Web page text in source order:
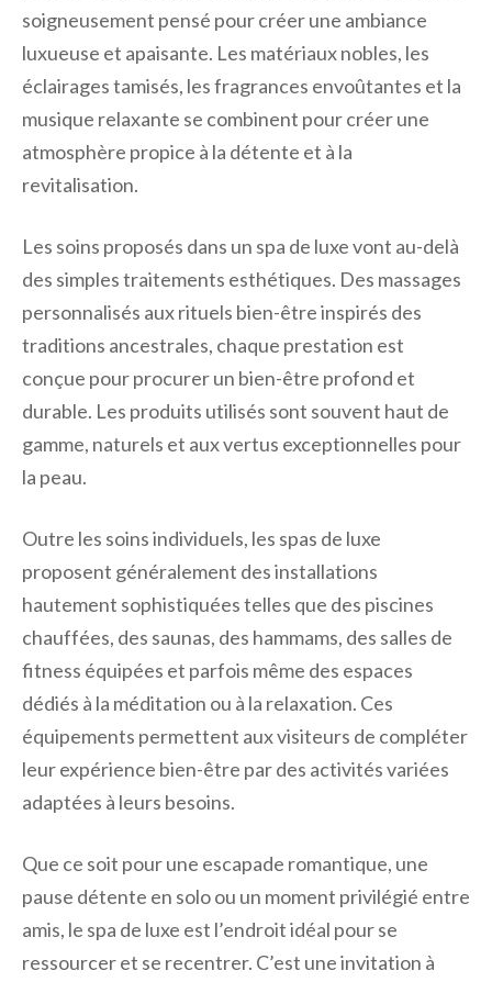
soigneusement pensé pour créer une ambiance
luxueuse et apaisante. Les matériaux nobles, les
éclairages tamisés, les fragrances envoûtantes et la
musique relaxante se combinent pour créer une
atmosphère propice à la détente et à la
revitalisation.
Les soins proposés dans un spa de luxe vont au-delà
des simples traitements esthétiques. Des massages
personnalisés aux rituels bien-être inspirés des
traditions ancestrales, chaque prestation est
conçue pour procurer un bien-être profond et
durable. Les produits utilisés sont souvent haut de
gamme, naturels et aux vertus exceptionnelles pour
la peau.
Outre les soins individuels, les spas de luxe
proposent généralement des installations
hautement sophistiquées telles que des piscines
chauffées, des saunas, des hammams, des salles de
fitness équipées et parfois même des espaces
dédiés à la méditation ou à la relaxation. Ces
équipements permettent aux visiteurs de compléter
leur expérience bien-être par des activités variées
adaptées à leurs besoins.
Que ce soit pour une escapade romantique, une
pause détente en solo ou un moment privilégié entre
amis, le spa de luxe est l’endroit idéal pour se
ressourcer et se recentrer. C’est une invitation à